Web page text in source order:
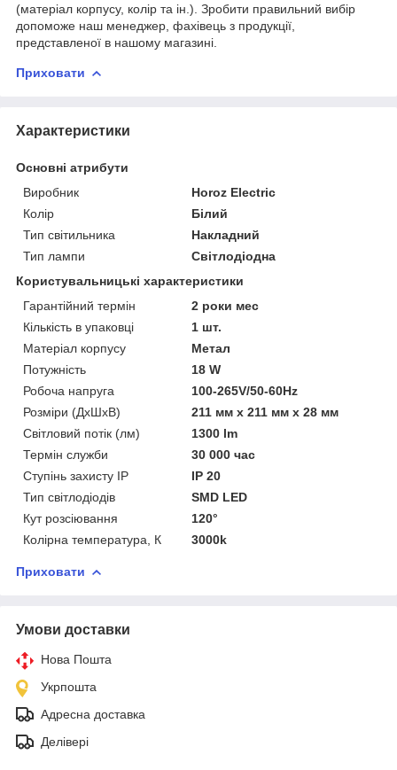
(матеріал корпусу, колір та ін.). Зробити правильний вибір
допоможе наш менеджер, фахівець з продукції,
представленої в нашому магазині.
Приховати
Характеристики
Основні атрибути
Виробник
Horoz Electric
Колір
Білий
Тип світильника
Накладний
Тип лампи
Світлодіодна
Користувальницькі характеристики
Гарантійний термін
2 роки мес
Кількість в упаковці
1 шт.
Матеріал корпусу
Метал
Потужність
18 W
Робоча напруга
100-265V/50-60Hz
Розміри (ДхШхВ)
211 мм x 211 мм x 28 мм
Світловий потік (лм)
1300 lm
Термін служби
30 000 час
Ступінь захисту IP
IP 20
Тип світлодіодів
SMD LED
Кут розсіювання
120°
Колірна температура, К
3000k
Приховати
Умови доставки
Нова Пошта
Укрпошта
Адресна доставка
Делівері